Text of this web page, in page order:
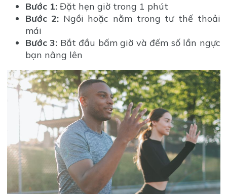
Bước 1:Đặt hẹn giờ trong 1 phút
Bước 2: Ngồi hoặc nằm trong tư thế thoải
mái
Bước 3: Bắt đầu bấm giờ và đếm số lần ngực
bạn nâng lên